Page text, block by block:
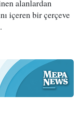
alanlardan
içeren bir çerçeve